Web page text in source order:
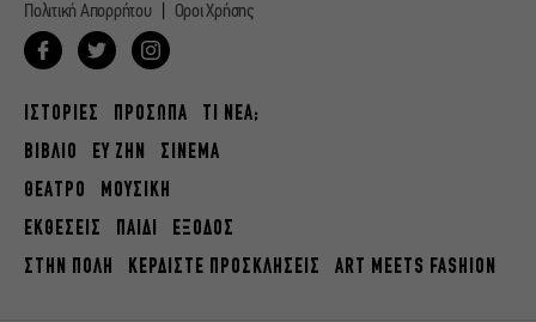
Πολιτική Απορρήτου
Οροι Χρήσης
ΙΣΤΟΡΙΕΣ ΠΡΟΣΩΠΑ
ΤΙ ΝΕΑ;
ΒΙΒΛΙΟ
ΕΥ ΖΗΝ
ΣΙΝΕΜΑ
ΘΕΑΤΡΟ
ΜΟΥΣΙΚΗ
ΕΚΘΕΣΕΙΣ
ΠΑΙΔΙ
ΕΞΟΔΟΣ
ΣΤΗΝ ΠΟΛΗ
ΚΕΡΔΙΣΤΕ ΠΡΟΣΚΛΗΣΕΙΣ ART MEETS FASHION